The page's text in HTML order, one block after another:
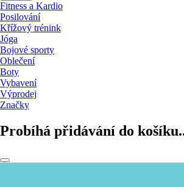
Fitness a Kardio
Posilování
Křížový trénink
Jóga
Bojové sporty
Oblečení
Boty
Vybavení
Výprodej
Značky
Probíhá přidávání do